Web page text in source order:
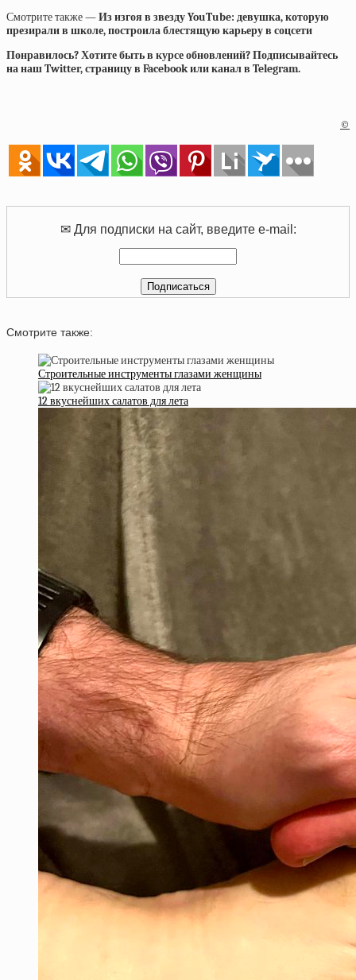
Смотрите также —Из изгоя в звезду YouTube: девушка, которую
презирали в школе, построила блестящую карьеру в соцсети
Понравилось? Хотите быть в курсе обновлений? Подписывайтесь
на наш Twitter, страницу в Facebook или канал в Telegram.
©
✉ Для подписки на сайт, введите e-mail:
Смотрите также:
Строительные инструменты глазами женщины
12 вкуснейших салатов для лета